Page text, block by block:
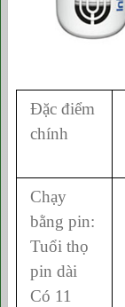
Đặc điểm
chính
Chạy
bằng pin:
Tuổi thọ
pin dài
Có 11